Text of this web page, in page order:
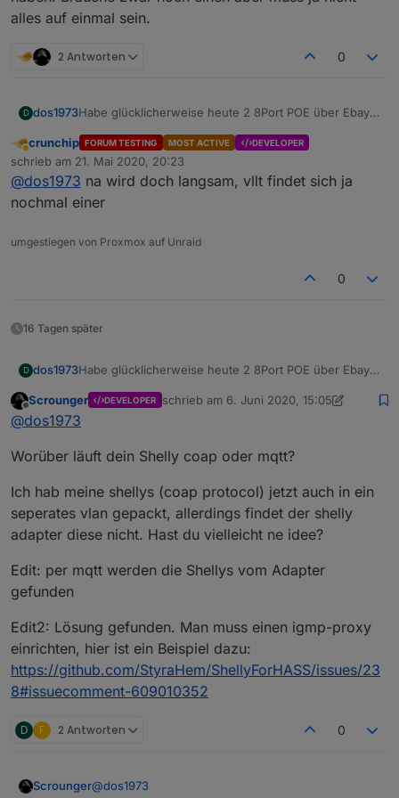
alles auf einmal sein.
2 Antworten 0
D dos1973Habe glücklicherweise heute 2 8Port POE über Ebay
Immer noch teuer, aber saucool alles im Controller zu
haben. Brauche zwar noch einen aber muss ja nicht
alles auf einmal sein.
Abwesend
crunchip FORUM TESTING MOST ACTIVE DEVELOPER
schrieb am 21. Mai 2020, 20:23
zuletzt editiert von
@dos1973 na wird doch langsam, vllt findet sich ja
nochmal einer
umgestiegen von Proxmox auf Unraid
0
16 Tagen später
D dos1973Habe glücklicherweise heute 2 8Port POE über Ebay
Immer noch teuer, aber saucool alles im Controller zu
haben. Brauche zwar noch einen aber muss ja nicht
Offline
Scrounger DEVELOPER schrieb am 6. Juni 2020, 15:05
zuletzt editiert von Scrounger6. Juni
@dos1973
Worüber läuft dein Shelly coap oder mqtt?
Ich hab meine shellys (coap protocol) jetzt auch in ein
seperates vlan gepackt, allerdings findet der shelly
adapter diese nicht. Hast du vielleicht ne idee?
Edit: per mqtt werden die Shellys vom Adapter
gefunden
Edit2: Lösung gefunden. Man muss einen igmp-proxy
einrichten, hier ist ein Beispiel dazu:
https://github.com/StyraHem/ShellyForHASS/issues/23
8#issuecomment-609010352
D F 2 Antworten 0
Scrounger@dos1973